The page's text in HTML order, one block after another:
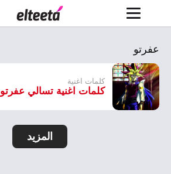
عفرتو
كلمات اغنية
كلمات اغنية تسالي عفرتو 2021
المزيد